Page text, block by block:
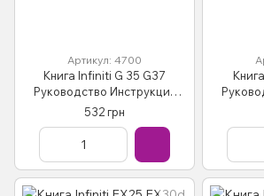
Артикул: 4700
Книга Infiniti G 35 G37
Руководство Инструкция
Справочник Мануал
Пособие По Ремонту
Эксплуатации ТО Схемы c 07
532 грн